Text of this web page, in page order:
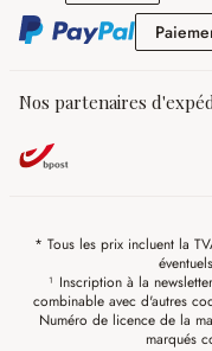
Nos partenaires
* Tous les prix incluent la
¹ Inscription à la
combinable avec d'autres
Numéro de licence de la
marqués